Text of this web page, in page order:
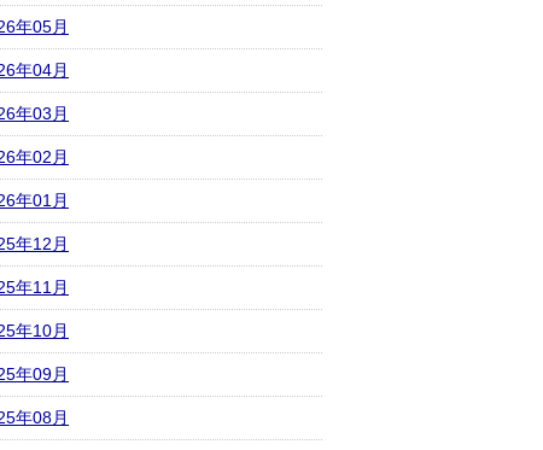
年05月
年04月
年03月
年02月
年01月
年12月
年11月
年10月
年09月
年08月